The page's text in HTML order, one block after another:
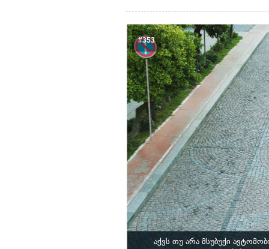
#353
აქვს თუ არა მსუბუქი